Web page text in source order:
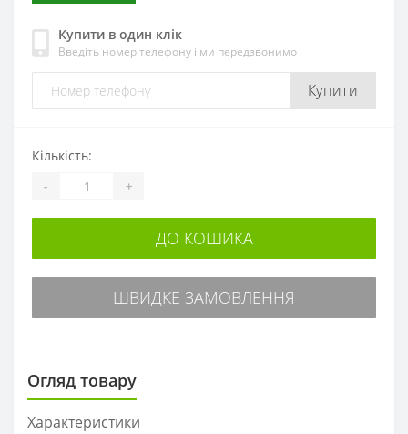
Купити в один клік
Введіть номер телефону і ми передзвонимо
Купити
Кількість:
- +
ДО КОШИКА
ШВИДКЕ ЗАМОВЛЕННЯ
Огляд товару
Характеристики